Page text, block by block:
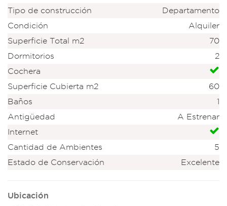
Tipo de construcción
Departamento
Condición
Alquiler
Superficie Total m2
70
Dormitorios
2
Cochera
Superficie Cubierta m2
60
Baños
1
Antigüedad
A Estrenar
Internet
Cantidad de Ambientes
5
Estado de Conservación
Excelente
Ubicación